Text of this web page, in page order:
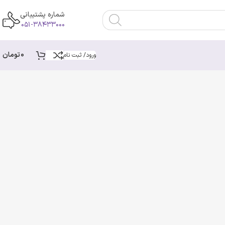
شماره پشتیبانی
۰۵۱-۳۸۴۳۳۰۰۰
ورود/ ثبت نام 0تومان